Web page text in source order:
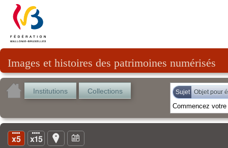
Images et histoires des patrimoines numérisés
Institutions Collections Sujet Objet pour